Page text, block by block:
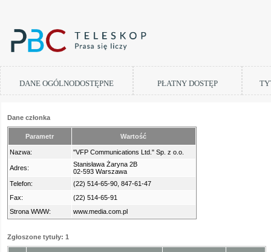
DANE OGÓLNODOSTĘPNE PŁATNY DOSTĘP
Dane członka
Parametr Wartość
Nazwa: "VFP Communications Ltd." Sp. z o.o.
Adres:
Stanisława Żaryna 2B
02-593 Warszawa
Telefon:
(22) 514-65-90, 847-61-47
Fax:
(22) 514-65-91
Strona WWW:
www.media.com.pl
Zgłoszone tytuły: 1